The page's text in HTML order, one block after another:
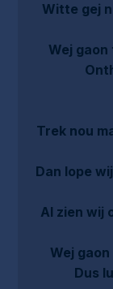
Witte gej
Wej
Trek nou
Dan lope
Al zien wij
Wej
Dus